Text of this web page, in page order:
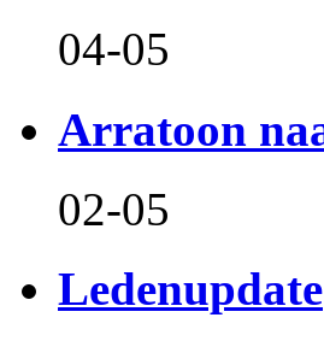
04-05
Arratoon
02-05
Ledenupdate